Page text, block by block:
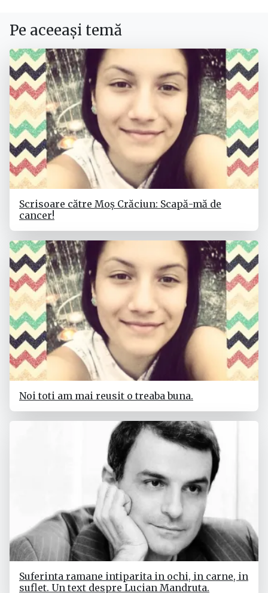
Pe aceeași temă
Scrisoare către Moș Crăciun: Scapă-mă de
cancer!
Noi toti am mai reusit o treaba buna.
Suferinta ramane intiparita in ochi, in carne, in
suflet. Un text despre Lucian Mandruta.